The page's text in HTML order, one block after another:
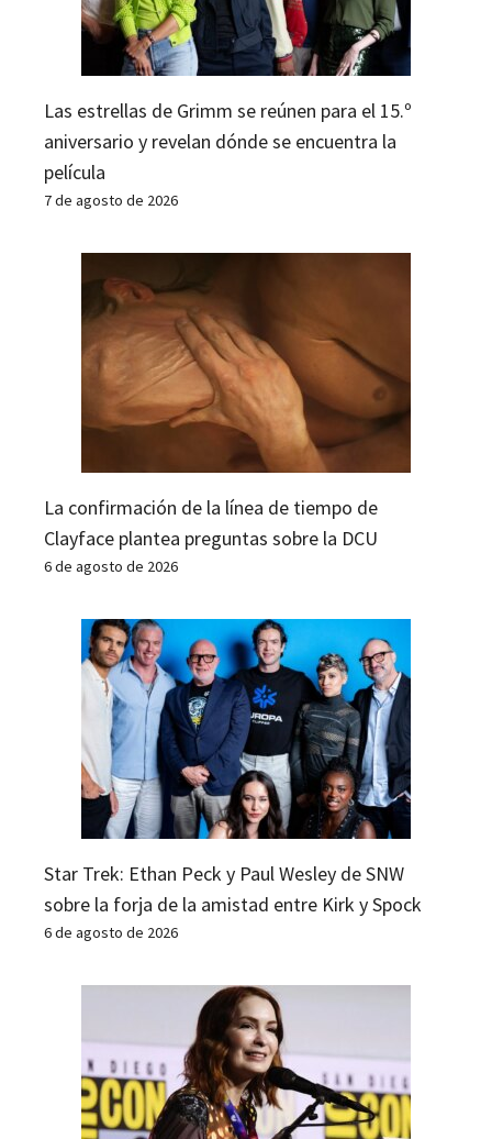
Las estrellas de Grimm se reúnen para el 15.º
aniversario y revelan dónde se encuentra la
película
7 de agosto de 2026
La confirmación de la línea de tiempo de
Clayface plantea preguntas sobre la DCU
6 de agosto de 2026
Star Trek: Ethan Peck y Paul Wesley de SNW
sobre la forja de la amistad entre Kirk y Spock
6 de agosto de 2026